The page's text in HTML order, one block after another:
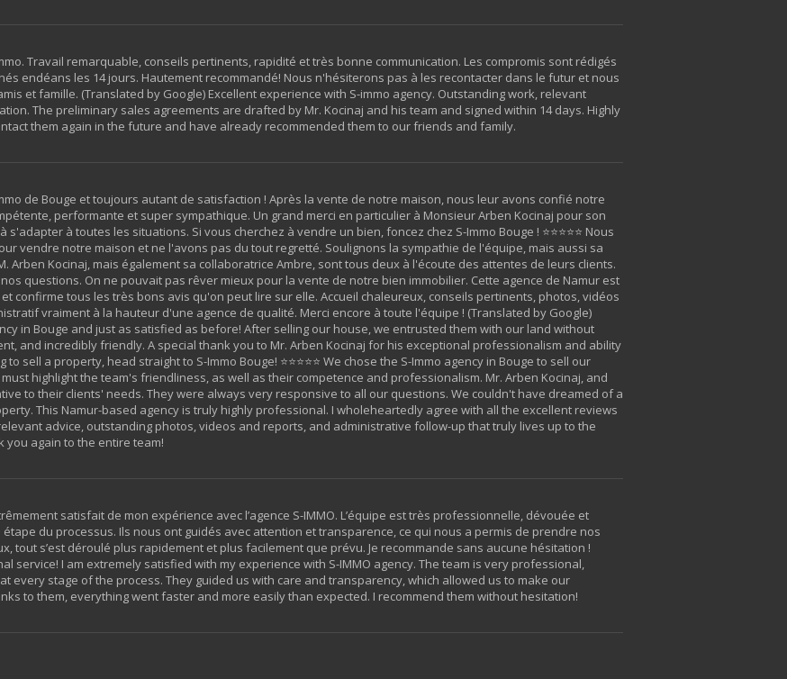
Travail remarquable, conseils pertinents, rapidité et très bonne communication. Les compromis sont rédigés
endéans les 14 jours. Hautement recommandé! Nous n'hésiterons pas à les recontacter dans le futur et nous
et famille. (Translated by Google) Excellent experience with S-immo agency. Outstanding work, relevant
The preliminary sales agreements are drafted by Mr. Kocinaj and his team and signed within 14 days. Highly
them again in the future and have already recommended them to our friends and family.
de Bouge et toujours autant de satisfaction ! Après la vente de notre maison, nous leur avons confié notre
performante et super sympathique. Un grand merci en particulier à Monsieur Arben Kocinaj pour son
à toutes les situations. Si vous cherchez à vendre un bien, foncez chez S-Immo Bouge ! ⭐⭐⭐⭐⭐ Nous
vendre notre maison et ne l'avons pas du tout regretté. Soulignons la sympathie de l'équipe, mais aussi sa
Arben Kocinaj, mais également sa collaboratrice Ambre, sont tous deux à l'écoute des attentes de leurs clients.
questions. On ne pouvait pas rêver mieux pour la vente de notre bien immobilier. Cette agence de Namur est
confirme tous les très bons avis qu'on peut lire sur elle. Accueil chaleureux, conseils pertinents, photos, vidéos
vraiment à la hauteur d'une agence de qualité. Merci encore à toute l'équipe ! (Translated by Google)
in Bouge and just as satisfied as before! After selling our house, we entrusted them with our land without
and incredibly friendly. A special thank you to Mr. Arben Kocinaj for his exceptional professionalism and ability
sell a property, head straight to S-Immo Bouge! ⭐⭐⭐⭐⭐ We chose the S-Immo agency in Bouge to sell our
highlight the team's friendliness, as well as their competence and professionalism. Mr. Arben Kocinaj, and
to their clients' needs. They were always very responsive to all our questions. We couldn't have dreamed of a
This Namur-based agency is truly highly professional. I wholeheartedly agree with all the excellent reviews
advice, outstanding photos, videos and reports, and administrative follow-up that truly lives up to the
you again to the entire team!
satisfait de mon expérience avec l’agence S-IMMO. L’équipe est très professionnelle, dévouée et
du processus. Ils nous ont guidés avec attention et transparence, ce qui nous a permis de prendre nos
tout s’est déroulé plus rapidement et plus facilement que prévu. Je recommande sans aucune hésitation !
service! I am extremely satisfied with my experience with S-IMMO agency. The team is very professional,
every stage of the process. They guided us with care and transparency, which allowed us to make our
to them, everything went faster and more easily than expected. I recommend them without hesitation!